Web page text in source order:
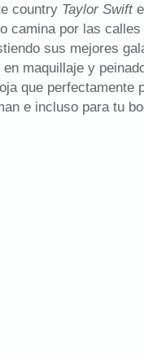
country Taylor Swift
camina por las
sus mejores
maquillaje y
que perfectamente
e incluso para tu